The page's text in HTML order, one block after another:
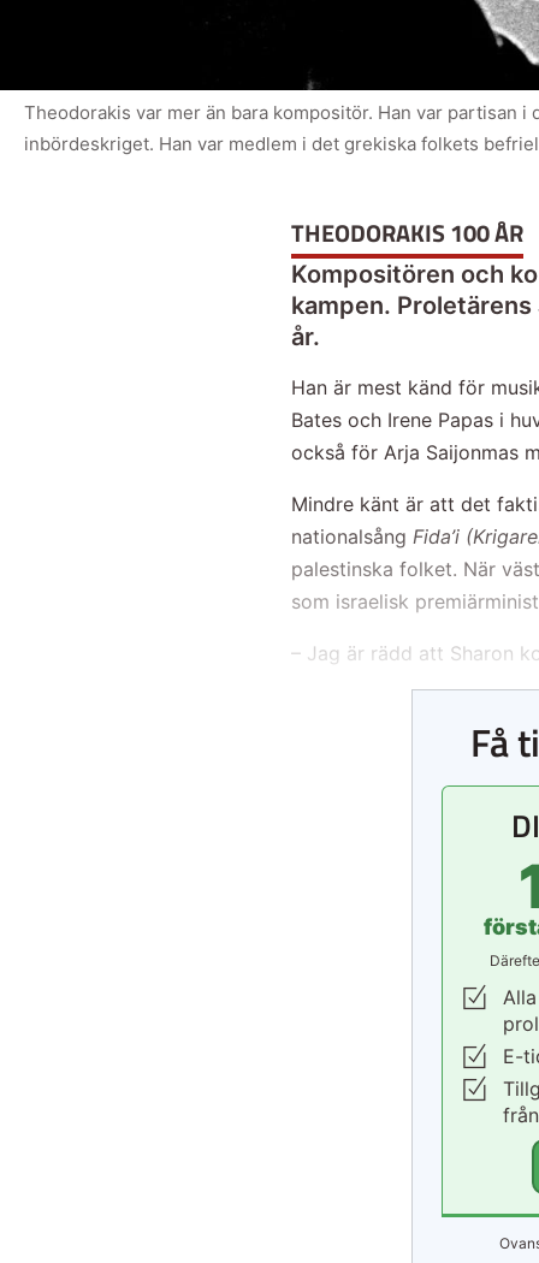
Theodorakis var mer än bara kompositör. Han var partisan
inbördeskriget. Han var medlem i det grekiska folkets
THEODORAKIS 100 ÅR
Kompositören och
kampen.
år.
Han är mest känd för
Bates och Irene Papas i
också för Arja Saijonmas
Mindre känt är att det
nationalsång Fida’i
palestinska folket. När
som israelisk
– Jag är rädd att Sharon
Få
E-